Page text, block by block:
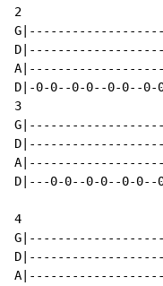
2
D|-0-0--0-0--0-0--0-
3
D|---0-0--0-0--0-0--
4